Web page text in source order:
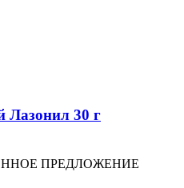
Лазонил 30 г
ПРЕДЛОЖЕНИЕ